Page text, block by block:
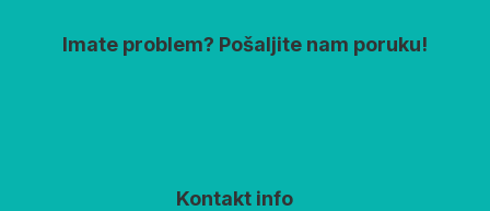
Imate problem? Pošaljite nam poruku!
Kontakt info